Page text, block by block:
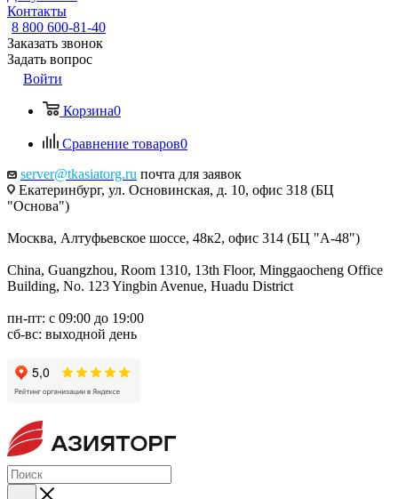
Контакты
8 800 600-81-40
Заказать звонок
Задать вопрос
Войти
Корзина0
Сравнение товаров0
server@tkasiatorg.ru почта для заявок
Екатеринбург, ул. Основинская, д. 10, офис 318 (БЦ
"Основа")
Москва, Алтуфьевское шоссе, 48к2, офис 314 (БЦ "А-48")
China, Guangzhou, Room 1310, 13th Floor, Minggaocheng Office
Building, No. 123 Yingbin Avenue, Huadu District
пн-пт: с 09:00 до 19:00
сб-вс: выходной день